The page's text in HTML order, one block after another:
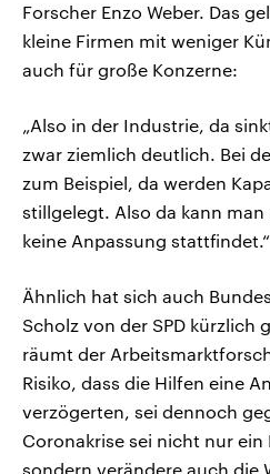
Forscher Enzo Weber. Das
kleine Firmen mit weniger
auch für große Konzerne:
„Also in der Industrie, da
zwar ziemlich deutlich. Bei
zum Beispiel, da werden
stillgelegt. Also da kann
keine Anpassung stattfindet.“
Ähnlich hat sich auch
Scholz von der SPD kürzlich
räumt der
Risiko, dass die Hilfen eine
verzögerten, sei dennoch
Coronakrise sei nicht nur
sondern verändere auch die